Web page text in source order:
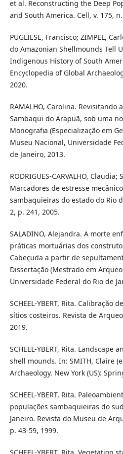
et al. Reconstructing the Deep
and South America. Cell, v. 175,
PUGLIESE, Francisco; ZIMPEL,
do Amazonian Shellmounds Tell
Indigenous History of South
Encyclopedia of Global
2020.
RAMALHO, Carolina. Revisitando
Sambaqui do Arapuã, sob uma
Monografia (Especialização em
Museu Nacional, Universidade
de Janeiro, 2013.
RODRIGUES-CARVALHO,
Marcadores de estresse
sambaquieiras do estado do Rio
2, p. 241, 2005.
SALADINO, Alejandra. A morte
práticas mortuárias dos
Cabeçuda a partir de
Dissertação (Mestrado em
Universidade Federal do Rio de
SCHEEL-YBERT, Rita. Calibração
sítios costeiros. Revista de
2019.
SCHEEL-YBERT, Rita. Landscape
shell mounds. In: SMITH, Claire
Archaeology. New York (US):
SCHEEL-YBERT, Rita.
populações sambaquieiras do
Janeiro. Revista do Museu de
p. 43-59, 1999.
SCHEEL-YBERT, Rita. Vegetation